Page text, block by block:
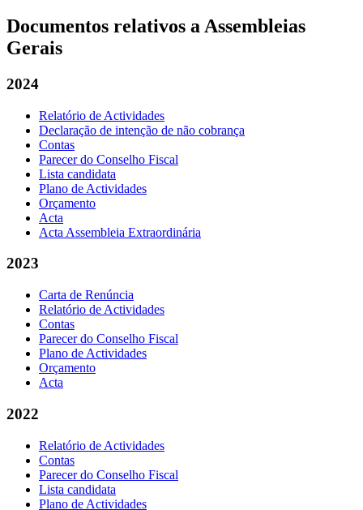
Documentos relativos a Assembleias
Gerais
2024
Relatório de Actividades
Declaração de intenção de não cobrança
Contas
Parecer do Conselho Fiscal
Lista candidata
Plano de Actividades
Orçamento
Acta
Acta Assembleia Extraordinária
2023
Carta de Renúncia
Relatório de Actividades
Contas
Parecer do Conselho Fiscal
Plano de Actividades
Orçamento
Acta
2022
Relatório de Actividades
Contas
Parecer do Conselho Fiscal
Lista candidata
Plano de Actividades